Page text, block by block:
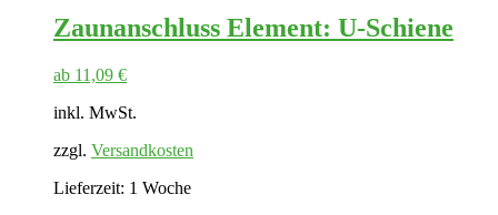
Zaunanschluss Element: U-Schiene
ab 11,09 €
inkl. MwSt.
zzgl. Versandkosten
Lieferzeit: 1 Woche